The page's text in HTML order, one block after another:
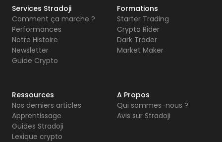
Services Stradoji
Comment ça marche ?
Performances
Notre Histoire
Newsletter
Guide Crypto
Formations
Starter Trading
Crypto Rider
Dark Trader
Market Maker
Ressources
Nos derniers articles
Apprentissage
Guides Stradoji
Lexique crypto
A Propos
Qui sommes-nous ?
Avis sur Stradoji